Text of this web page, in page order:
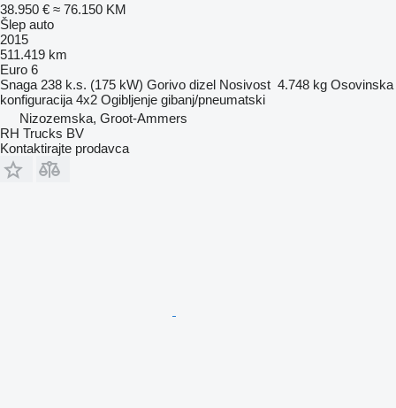
38.950 € ≈ 76.150 KM
Šlep auto
2015
511.419 km
Euro 6
Snaga 238 k.s. (175 kW) Gorivo dizel Nosivost 4.748 kg Osovinska
konfiguracija 4x2 Ogibljenje gibanj/pneumatski
Nizozemska, Groot-Ammers
RH Trucks BV
Kontaktirajte prodavca